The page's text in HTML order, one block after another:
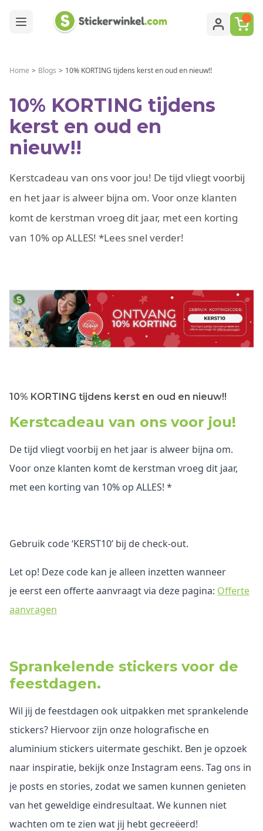
Home > Blogs > 10% KORTING tijdens kerst en oud en nieuw!!
10% KORTING tijdens
kerst en oud en
nieuw!!
Kerstcadeau van ons voor jou! De tijd vliegt voorbij
en het jaar is alweer bijna om. Voor onze klanten
komt de kerstman vroeg dit jaar, met een korting
van 10% op ALLES! *Lees snel verder!
10% KORTING tijdens kerst en oud en nieuw!!
Kerstcadeau van ons voor jou!
De tijd vliegt voorbij en het jaar is alweer bijna om.
Voor onze klanten komt de kerstman vroeg dit jaar,
met een korting van 10% op ALLES! *
Gebruik code ‘KERST10’ bij de check-out.
Let op! Deze code kan je alleen inzetten wanneer
je eerst een offerte aanvraagt via deze pagina: Offerte
aanvragen
Sprankelende stickers voor de
feestdagen.
Wil jij de feestdagen ook uitpakken met sprankelende
stickers? Hiervoor zijn onze holografische en
aluminium stickers uitermate geschikt. Ben je opzoek
naar inspiratie, bekijk onze Instagram eens. Tag ons in
je posts en stories, zodat we samen kunnen genieten
van het geweldige eindresultaat. We kunnen niet
wachten om te zien wat jij hebt gecreëerd!